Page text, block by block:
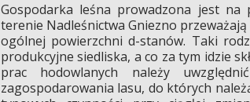
Gospodarka leśna prowadzona jest na
terenie Nadleśnictwa Gniezno
ogólnej powierzchni d-stanów. Taki
produkcyjne siedliska, a co za tym idzie
prac hodowlanych należy
zagospodarowania lasu, do których